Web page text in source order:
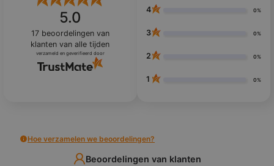
5.0
17beoordelingen van
klantenvan alle tijden
verzameld en geverifieerd door
4 0%
3 0%
2 0%
1 0%
Hoe verzamelen we beoordelingen?
Beoordelingen van klanten